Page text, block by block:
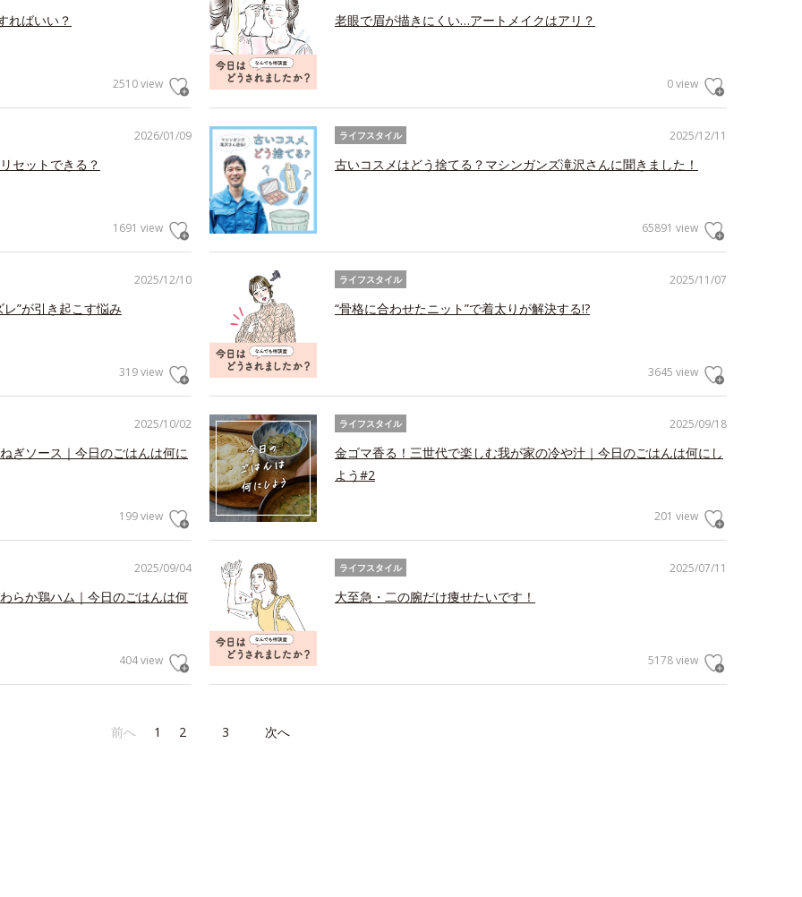
ればいい？
2510 view
老眼で眉が描きにくい…アートメイクはアリ？
0 view
2026/01/09
セットできる？
1691 view
2025/12/11
ライフスタイル
古いコスメはどう捨てる？マシンガンズ滝沢さんに聞きました！
65891 view
2025/12/10
”が引き起こす悩み
319 view
2025/11/07
ライフスタイル
“骨格に合わせたニット”で着太りが解決する!?
3645 view
2025/10/02
ぎソース｜今日のごはんは何に
199 view
2025/09/18
ライフスタイル
金ゴマ香る！三世代で楽しむ我が家の冷や汁｜今日のごはんは何にし
よう#2
201 view
2025/09/04
らか鶏ハム｜今日のごはんは何
404 view
2025/07/11
ライフスタイル
大至急・二の腕だけ痩せたいです！
5178 view
前へ 1 2 3 次へ